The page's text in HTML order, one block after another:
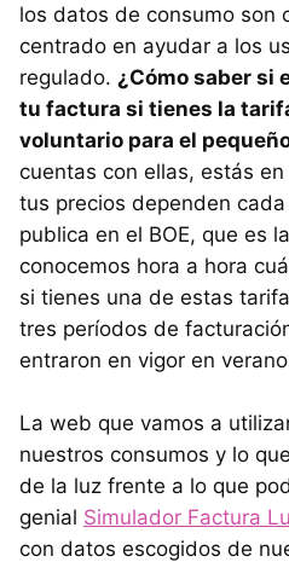
los datos de consumo son
centrado en ayudar a los
regulado. ¿Cómo saber si
tu factura si tienes la
voluntario para el
cuentas con ellas, estás
tus precios dependen
publica en el BOE, que es
conocemos hora a hora
si tienes una de estas
tres períodos de
entraron en vigor en
La web que vamos a
nuestros consumos y lo
de la luz frente a lo que
genial Simulador Factura
con datos escogidos de